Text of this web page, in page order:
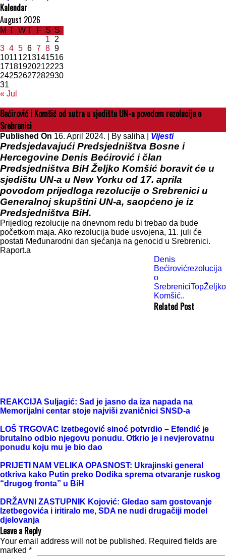
Kalendar
August 2026
M T WT F S S
« Jul
1
2
3 4 5 6 7 8 9
10111213141516
17181920212223
24252627282930
31
Bećirović i Komšić od sutra u sjedištu UN-a povodom rezolucije o
Srebrenici
Published On 16. April 2024. | By saliha | Vijesti
Predsjedavajući Predsjedništva Bosne i
Hercegovine Denis Bećirović i član
Predsjedništva BiH Željko Komšić boravit će u
sjedištu UN-a u New Yorku od 17. aprila
povodom prijedloga rezolucije o Srebrenici u
Generalnoj skupštini UN-a, saopćeno je iz
Predsjedništva BiH.
Prijedlog rezolucije na dnevnom redu bi trebao da bude
početkom maja. Ako rezolucija bude usvojena, 11. juli će
postati Međunarodni dan sjećanja na genocid u Srebrenici.
Raport.a
Denis
Bećirovićrezolucija
o
SrebreniciTopŽeljko
Komšić..
Related Post
REAKCIJA Suljagić: Sad je jasno da iza napada na
Memorijalni centar stoje najviši zvaničnici SNSD-a
LOŠ TRGOVAC Izetbegović sinoć potvrdio – Efendić je
brutalno odbio njegovu ponudu. Otkrio je i nevjerovatnu
ponudu koju mu je bio dao
PRIJETI NAM VELIKA OPASNOST: Ukrajinski general
otkriva kako Putin preko Dodika sprema otvaranje ruskog
“drugog fronta” u BiH
DRŽAVNI ZASTUPNIK Kojović: Gledao sam gostovanje
Izetbegovića i iritiralo me, SDA ne nudi drugačiji model
djelovanja
Leave a Reply
Your email address will not be published. Required fields are
marked *